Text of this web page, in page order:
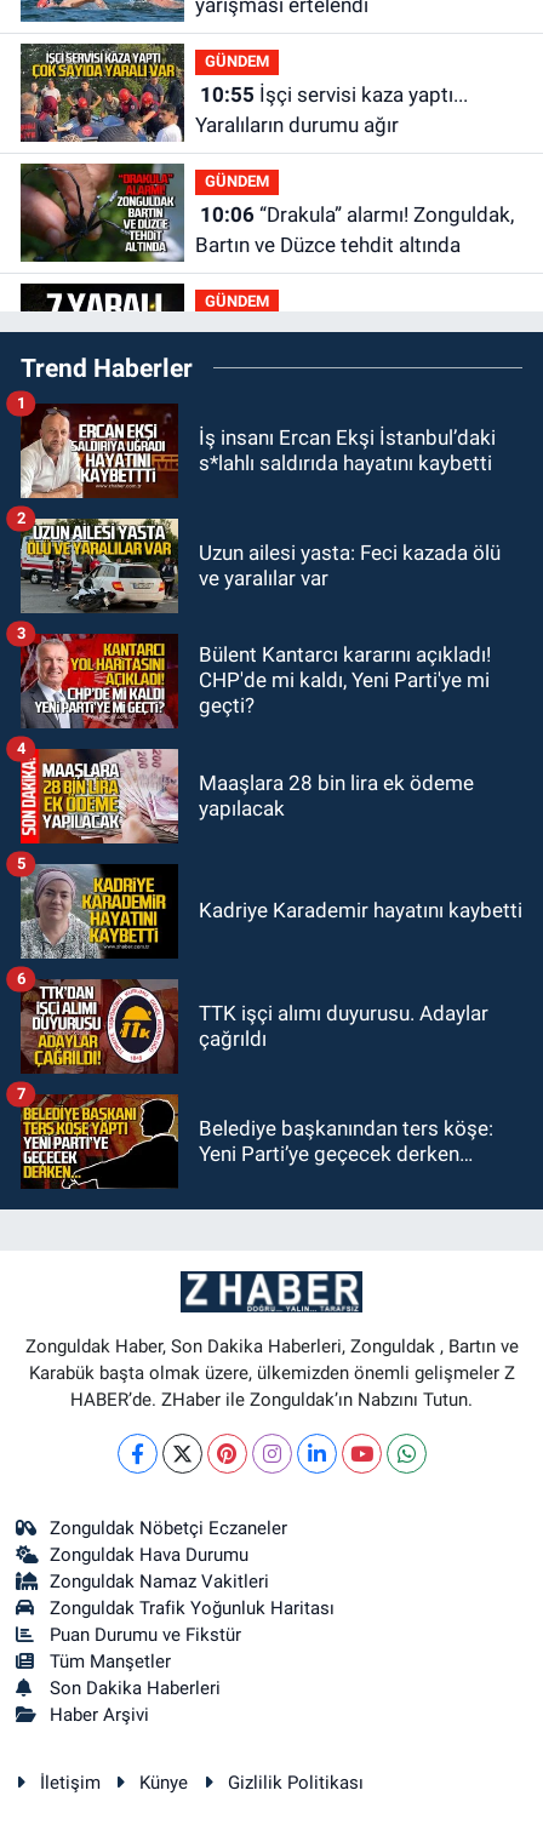
yarışması ertelendi
GÜNDEM
10:55
Yaralıların durumu ağır
GÜNDEM
10:06“Drakula” alarmı! Zonguldak,
Bartın ve Düzce tehdit altında
GÜNDEM
09:52Karabük'te kaza yaptılar: 7
yaralı
09:43 Arkadaşlıklar & Dostluklar
00:40Merve Kır Müftüoğlu
Anadolu’yu karış karış geziyor, yeni
00:10Zonguldak'ta 15 yaşındaki
çocuk yaralandı
Trend Haberler
İş insanı Ercan Ekşi İstanbul’daki
s*lahlı saldırıda hayatını kaybetti
1
Uzun ailesi yasta: Feci kazada ölü
ve yaralılar var
2
Bülent Kantarcı kararını açıkladı!
CHP'de mi kaldı, Yeni Parti'ye mi
geçti?
3
Maaşlara 28 bin lira ek ödeme
yapılacak
4
Kadriye Karademir hayatını kaybetti
5
TTK işçi alımı duyurusu. Adaylar
çağrıldı
6
Belediye başkanından ters köşe:
Yeni Parti’ye geçecek derken…
7
Zonguldak Haber, Son Dakika Haberleri, Zonguldak , Bartın ve
Karabük başta olmak üzere, ülkemizden önemli gelişmeler Z
HABER’de. ZHaber ile Zonguldak’ın Nabzını Tutun.
Zonguldak Nöbetçi Eczaneler
Zonguldak Hava Durumu
Zonguldak Namaz Vakitleri
Zonguldak Trafik Yoğunluk Haritası
Puan Durumu ve Fikstür
Tüm Manşetler
Son Dakika Haberleri
Haber Arşivi
İletişim Künye Gizlilik Politikası